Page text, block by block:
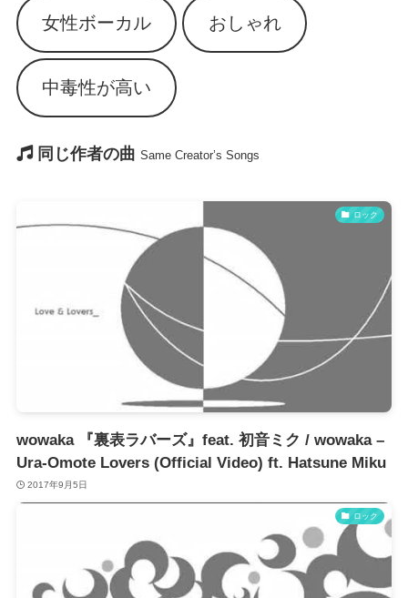
女性ボーカル おしゃれ
中毒性が高い
同じ作者の曲 Same Creator’s Songs
ロック
wowaka 『裏表ラバーズ』feat. 初音ミク / wowaka –
Ura-Omote Lovers (Official Video) ft. Hatsune Miku
2017年9月5日
ロック